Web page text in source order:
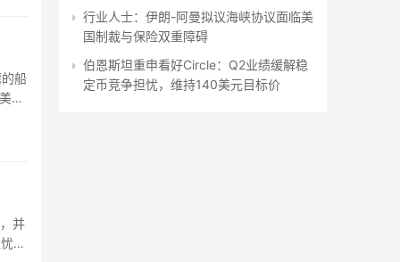
船
国
并
行业人士：伊朗-阿曼拟议海峡协议面临美
国制裁与保险双重障碍
伯恩斯坦重申看好Circle：Q2业绩缓解稳
定币竞争担忧，维持140美元目标价